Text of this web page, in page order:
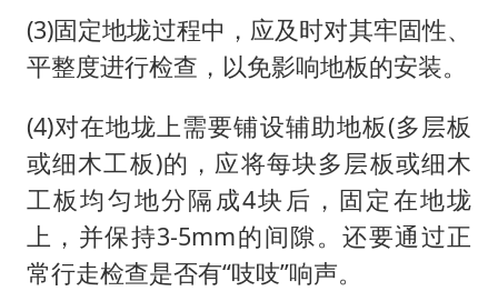
(3)固定地垅过程中，应及时对其牢固性、
平整度进行检查，以免影响地板的安装。
(4)对在地垅上需要铺设辅助地板(多层板
或细木工板)的，应将每块多层板或细木
工板均匀地分隔成4块后，固定在地垅
上，并保持3-5mm的间隙。还要通过正
常行走检查是否有“吱吱”响声。